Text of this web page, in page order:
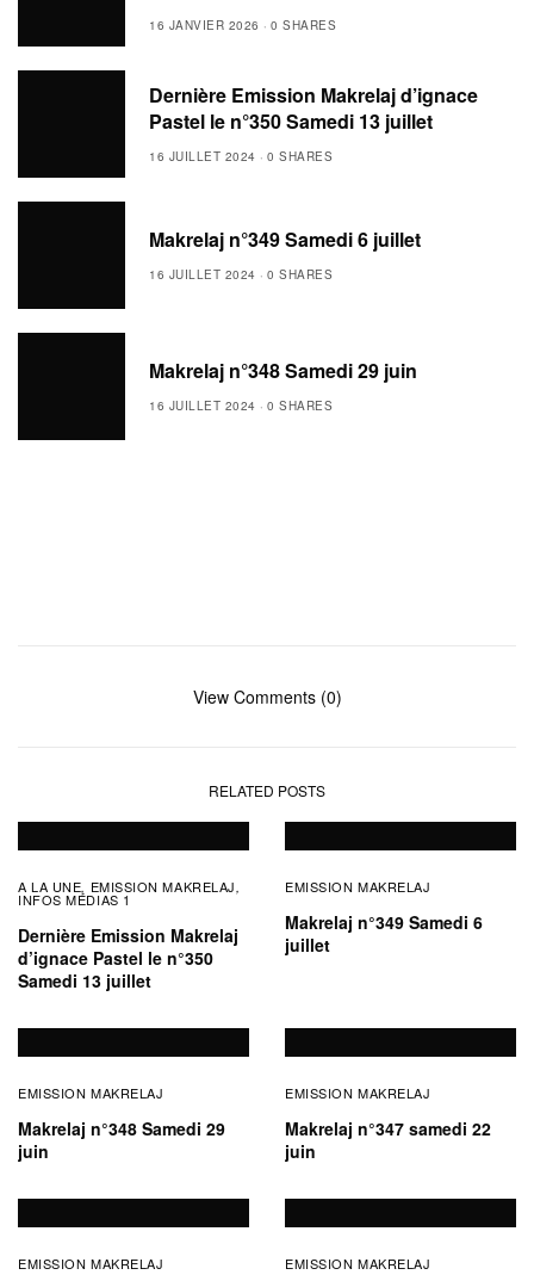
16 JANVIER 2026 0 SHARES
Dernière Emission Makrelaj d’ignace
Pastel le n°350 Samedi 13 juillet
16 JUILLET 2024 0 SHARES
Makrelaj n°349 Samedi 6 juillet
16 JUILLET 2024 0 SHARES
Makrelaj n°348 Samedi 29 juin
16 JUILLET 2024 0 SHARES
View Comments (0)
RELATED POSTS
A LA UNE, EMISSION MAKRELAJ,
INFOS MÉDIAS 1
Dernière Emission Makrelaj
d’ignace Pastel le n°350
Samedi 13 juillet
EMISSION MAKRELAJ
Makrelaj n°349 Samedi 6
juillet
EMISSION MAKRELAJ
Makrelaj n°348 Samedi 29
juin
EMISSION MAKRELAJ
Makrelaj n°347 samedi 22
juin
EMISSION MAKRELAJ EMISSION MAKRELAJ